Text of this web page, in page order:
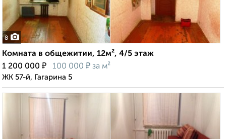
8
Комната в общежитии, 12м², 4/5 этаж
1 200 000 ₽ 100 000 ₽ за м²
ЖК 57-й, Гагарина 5